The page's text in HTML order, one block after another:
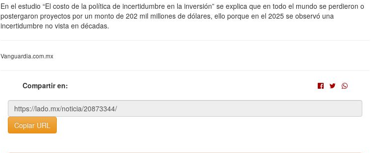
En el estudio “El costo de la política de incertidumbre en la inversión” se explica que en todo el mundo se perdieron o
postergaron proyectos por un monto de 202 mil millones de dólares, ello porque en el 2025 se observó una
incertidumbre no vista en décadas.
Vanguardia.com.mx
Compartir en:
Copiar URL